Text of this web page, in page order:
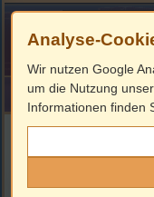
HOME Impressum
Analyse-
Wir nutzen Google
um die Nutzung
Informationen finden